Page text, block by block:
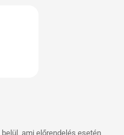
ami előrendelés esetén